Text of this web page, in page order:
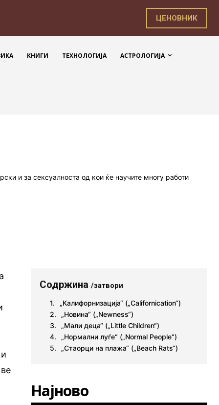
ЦЕНОВНИК
КНИГИ ТЕХНОЛОГИЈА АСТРОЛОГИЈА
Содржина/затвори
„Калифорнизација“ („Californication“)
„Новина“ („Newness“)
„Мали деца“ („Little Children“)
„Нормални луѓе“ („Normal People“)
„Стаорци на плажа“ („Beach Rats“)
Најново